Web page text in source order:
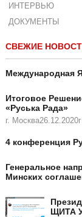
ИНТЕРВЬЮ
ДОКУМЕНТЫ
СВЕЖИЕ
Международная
Итоговое
«Руська Рада»
г. Москва26.12.2020г
4 конференция
Генеральное
Минских
ЩИТА